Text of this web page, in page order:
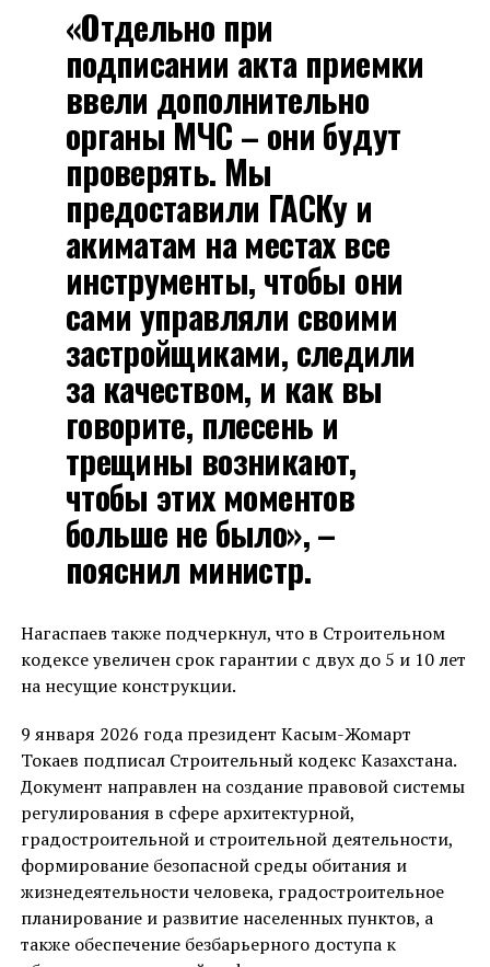
«Отдельно при
подписании акта приемки
ввели дополнительно
органы МЧС – они будут
проверять. Мы
предоставили ГАСКу и
акиматам на местах все
инструменты, чтобы они
сами управляли своими
застройщиками, следили
за качеством, и как вы
говорите, плесень и
трещины возникают,
чтобы этих моментов
больше не было», –
пояснил министр.
Нагаспаев также подчеркнул, что в Строительном
кодексе увеличен срок гарантии с двух до 5 и 10 лет
на несущие конструкции.
9 января 2026 года президент Касым-Жомарт
Токаев подписал Строительный кодекс Казахстана.
Документ направлен на создание правовой системы
регулирования в сфере архитектурной,
градостроительной и строительной деятельности,
формирование безопасной среды обитания и
жизнедеятельности человека, градостроительное
планирование и развитие населенных пунктов, а
также обеспечение безбарьерного доступа к